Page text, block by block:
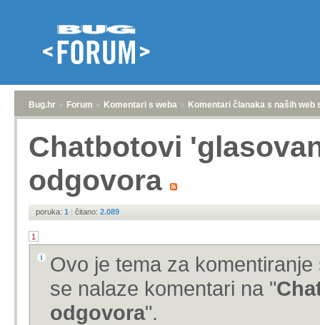
Bug.hr » Forum » Komentari s weba » Komentari članaka s naših web
Chatbotovi
odgovora
poruka: 1 | čitano: 2.089
1
Ovo je tema za
se nalaze komentari na "
odgovora".